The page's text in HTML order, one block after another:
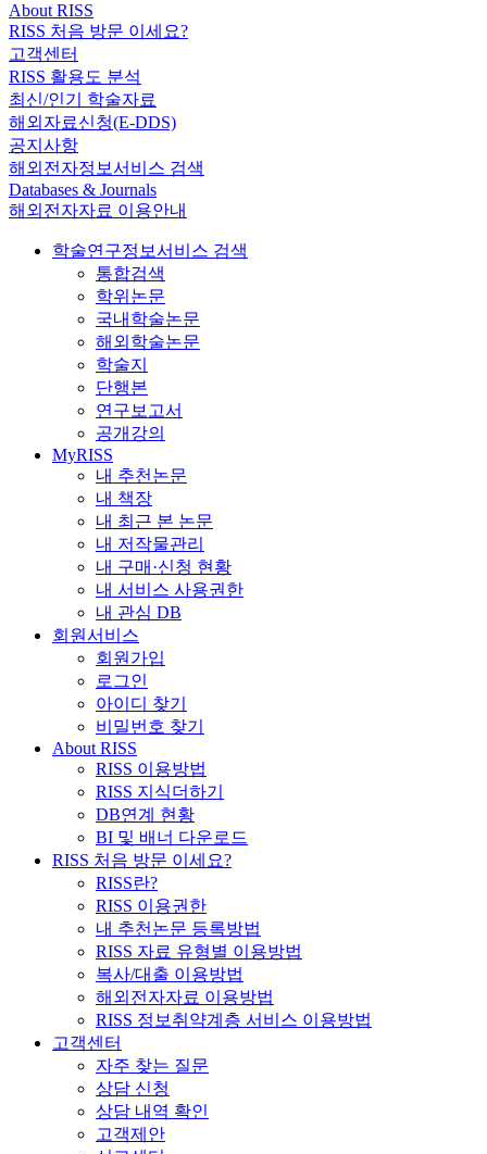
About RISS
RISS 처음 방문 이세요?
고객센터
RISS 활용도 분석
최신/인기 학술자료
해외자료신청(E-DDS)
공지사항
해외전자정보서비스 검색
Databases & Journals
해외전자자료 이용안내
학술연구정보서비스 검색
통합검색
학위논문
국내학술논문
해외학술논문
학술지
단행본
연구보고서
공개강의
MyRISS
내 추천논문
내 책장
내 최근 본 논문
내 저작물관리
내 구매·신청 현황
내 서비스 사용권한
내 관심 DB
회원서비스
회원가입
로그인
아이디 찾기
비밀번호 찾기
About RISS
RISS 이용방법
RISS 지식더하기
DB연계 현황
BI 및 배너 다운로드
RISS 처음 방문 이세요?
RISS란?
RISS 이용권한
내 추천논문 등록방법
RISS 자료 유형별 이용방법
복사/대출 이용방법
해외전자자료 이용방법
RISS 정보취약계층 서비스 이용방법
고객센터
자주 찾는 질문
상담 신청
상담 내역 확인
고객제안